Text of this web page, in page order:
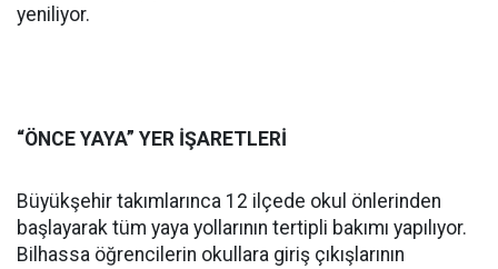
yeniliyor.
“ÖNCE YAYA” YER İŞARETLERİ
Büyükşehir takımlarınca 12 ilçede okul önlerinden
başlayarak tüm yaya yollarının tertipli bakımı yapılıyor.
Bilhassa öğrencilerin okullara giriş çıkışlarının